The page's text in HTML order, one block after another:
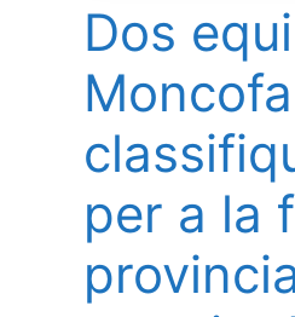
Dos
per a la